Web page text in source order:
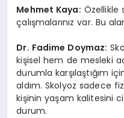
Mehmet Kaya: Özellikle
çalışmalarınız var. Bu
Dr. Fadime Doymaz:
kişisel hem de mesleki
durumla karşılaştığım
aldım. Skolyoz sadece
kişinin yaşam kalitesini
durum.